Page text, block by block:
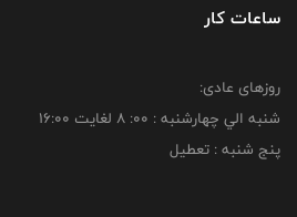
ساعات کار
روزهای عادی:
شنبه الي چهارشنبه : 00: 8 لغايت 16:00
پنج شنبه : تعطیل